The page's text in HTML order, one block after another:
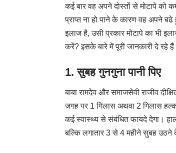
कई बार वह अपने दोस्तों से मोटापे को
प्राप्त ना हो पाने के कारण वह अपने बढे
इलाज है, उसी प्रकार मोटापे का भी
करें? इसके बारे में पूरी जानकारी दे रहे
1. सुबह गुनगुना पानी पिए
बाबा रामदेव और समाजसेवी राजीव
जगह पर 1 गिलास अथवा 2 गिलास
कई स्वास्थ्य से संबंधित फायदे देगा।
बल्कि लगातार 3 से 4 महीने सुबह उठने के